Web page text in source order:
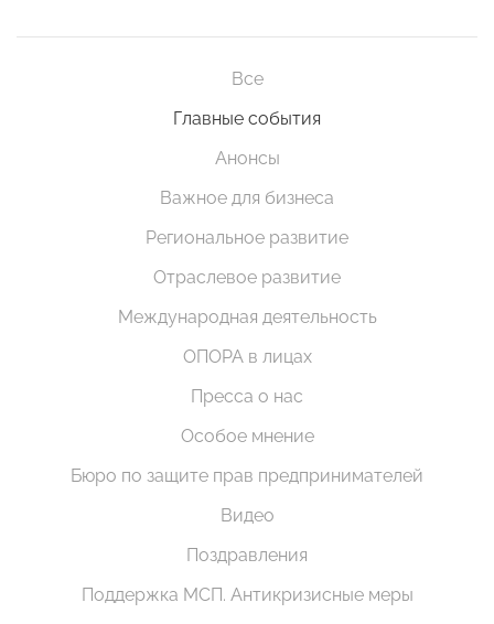
Все
Главные события
Анонсы
Важное для бизнеса
Региональное развитие
Отраслевое развитие
Международная деятельность
ОПОРА в лицах
Пресса о нас
Особое мнение
Бюро по защите прав предпринимателей
Видео
Поздравления
Поддержка МСП. Антикризисные меры